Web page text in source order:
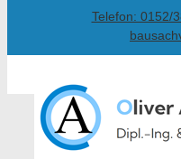
Telefon: 0152/